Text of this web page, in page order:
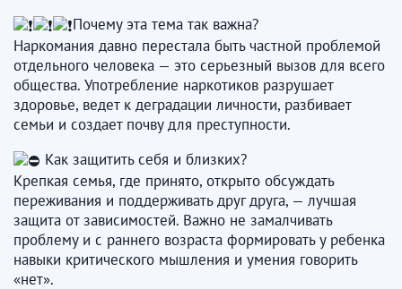
Почему эта тема так важна?
Наркомания давно перестала быть частной проблемой
отдельного человека — это серьезный вызов для всего
общества. Употребление наркотиков разрушает
здоровье, ведет к деградации личности, разбивает
семьи и создает почву для преступности.
Как защитить себя и близких?
Крепкая семья, где принято, открыто обсуждать
переживания и поддерживать друг друга, — лучшая
защита от зависимостей. Важно не замалчивать
проблему и с раннего возраста формировать у ребенка
навыки критического мышления и умения говорить
«нет».